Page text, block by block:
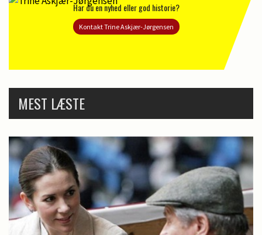
Har du en nyhed eller god historie?
Kontakt Trine Askjær-Jørgensen
MEST LÆSTE